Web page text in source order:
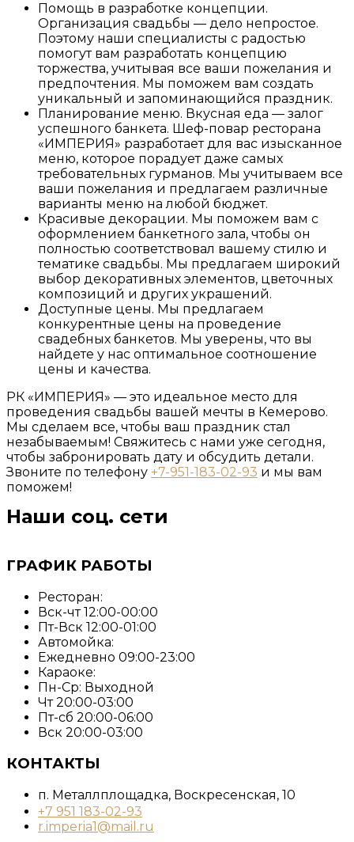
Помощь в разработке концепции.
Организация свадьбы — дело непростое.
Поэтому наши специалисты с радостью
помогут вам разработать концепцию
торжества, учитывая все ваши пожелания и
предпочтения. Мы поможем вам создать
уникальный и запоминающийся праздник.
Планирование меню. Вкусная еда — залог
успешного банкета. Шеф-повар ресторана
«ИМПЕРИЯ» разработает для вас изысканное
меню, которое порадует даже самых
требовательных гурманов. Мы учитываем все
ваши пожелания и предлагаем различные
варианты меню на любой бюджет.
Красивые декорации. Мы поможем вам с
оформлением банкетного зала, чтобы он
полностью соответствовал вашему стилю и
тематике свадьбы. Мы предлагаем широкий
выбор декоративных элементов, цветочных
композиций и других украшений.
Доступные цены. Мы предлагаем
конкурентные цены на проведение
свадебных банкетов. Мы уверены, что вы
найдете у нас оптимальное соотношение
цены и качества.
РК «ИМПЕРИЯ» — это идеальное место для
проведения свадьбы вашей мечты в Кемерово.
Мы сделаем все, чтобы ваш праздник стал
незабываемым! Свяжитесь с нами уже сегодня,
чтобы забронировать дату и обсудить детали.
Звоните по телефону +7-951-183-02-93 и мы вам
поможем!
Наши соц. сети
ГРАФИК РАБОТЫ
Ресторан:
Вск-чт 12:00-00:00
Пт-Вск 12:00-01:00
Автомойка:
Ежедневно 09:00-23:00
Караоке:
Пн-Ср: Выходной
Чт 20:00-03:00
Пт-сб 20:00-06:00
Вск 20:00-03:00
КОНТАКТЫ
п. Металлплощадка, ​Воскресенская, 10​
+7 951 183-02-93
r.imperia1@mail.ru